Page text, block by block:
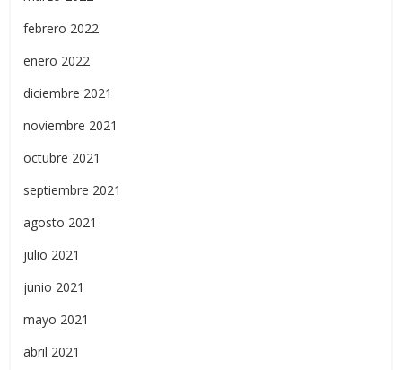
febrero 2022
enero 2022
diciembre 2021
noviembre 2021
octubre 2021
septiembre 2021
agosto 2021
julio 2021
junio 2021
mayo 2021
abril 2021